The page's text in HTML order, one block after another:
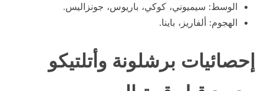
الوسط: سيميوني، كوكي، باريوس، جونزاليس.
الهجوم: ألفاريز، باينا.
إحصائيات برشلونة وأتلتيكو